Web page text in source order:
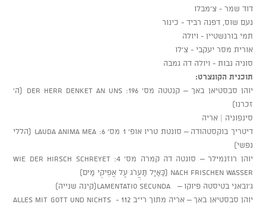
דוד שמר - צ'מבלו
נעם שוס, דפנה רביד - כינור
תמי בורנשטיין - ויולה
אורית מסר יעקבי - צ'לו
סוניה נבות - ויולה דה גמבה
תוכנית הקונצרט:
יוהן סבסטיאן באך – קנטטה מס' 196: Der Herr denket an uns (ה'
זכרנו)
סינפוניה | אריה
דיטריך בוקסטהודה – סונטת טריו אופ' 1 מס' 6: Lauda anima mea (הללי
נפשי)
יוהן רוזנמילר – סונטה דה קמרה מס' 4: Wie der Hirsch schreyet
nach frischen Wasser (כַּאַיָּל תַּעֲרֹג עַל אֲפִיקֵי מַיִם)
ג'ובאני בטיסטה פיוקו – Lamentatio Secunda(קינה שנייה)
יוהן סבסטיאן באך – אריה מתוך רי"ב 112 - Alles mit Gott und nichts